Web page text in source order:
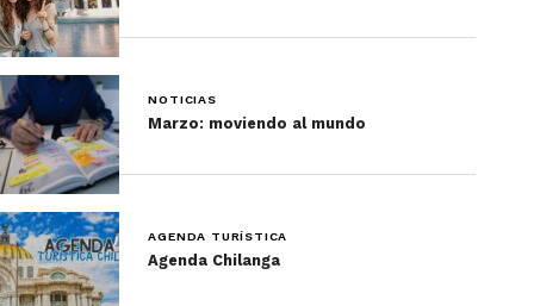
NOTICIAS
Marzo: moviendo al mundo
AGENDA TURÍSTICA
Agenda Chilanga